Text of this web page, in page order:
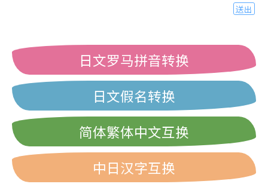
送出
日文罗马拼音转换
日文假名转换
简体繁体中文互换
中日汉字互换